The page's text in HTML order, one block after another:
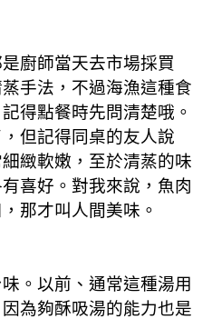
廚師當天去市場採買
手法，不過海漁這種食
得點餐時先問清楚哦。
但記得同桌的友人說
緻軟嫩，至於清蒸的味
喜好。對我來說，魚肉
那才叫人間美味。
。以前、通常這種湯用
為夠酥吸湯的能力也是